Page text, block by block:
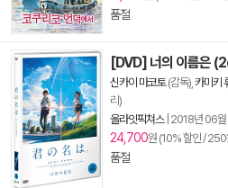
품절
[DVD] 너의 이름은
신카이 마코토(감독), 카미키
리)
올라잇픽쳐스| 2018년 06월
24,700원 (10% 할인 / 250
품절